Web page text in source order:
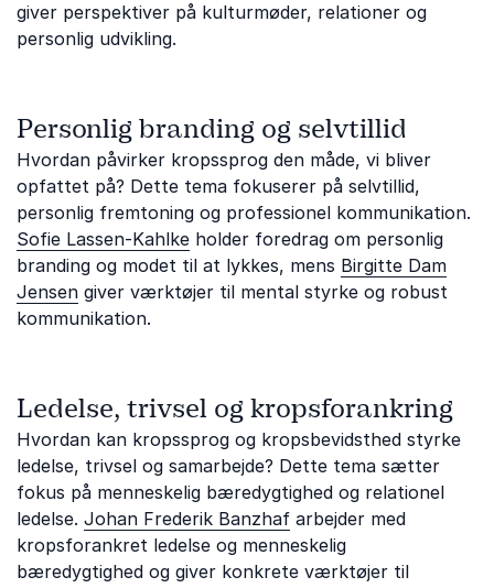
giver perspektiver på kulturmøder, relationer og
personlig udvikling.
Personlig branding og selvtillid
Hvordan påvirker kropssprog den måde, vi bliver
opfattet på? Dette tema fokuserer på selvtillid,
personlig fremtoning og professionel kommunikation.
Sofie Lassen-Kahlke holder foredrag om personlig
branding og modet til at lykkes, mens Birgitte Dam
Jensen giver værktøjer til mental styrke og robust
kommunikation.
Ledelse, trivsel og kropsforankring
Hvordan kan kropssprog og kropsbevidsthed styrke
ledelse, trivsel og samarbejde? Dette tema sætter
fokus på menneskelig bæredygtighed og relationel
ledelse. Johan Frederik Banzhaf arbejder med
kropsforankret ledelse og menneskelig
bæredygtighed og giver konkrete værktøjer til